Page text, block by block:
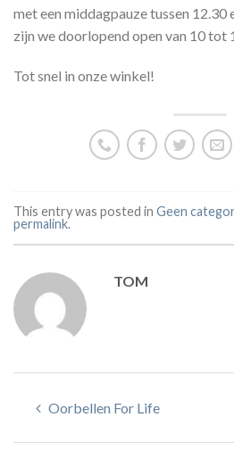
met een middagpauze tussen 12.30
zijn we doorlopend open van 10 tot
Tot snel in onze winkel!
This entry was posted in Geen
permalink.
TOM
Oorbellen For Life